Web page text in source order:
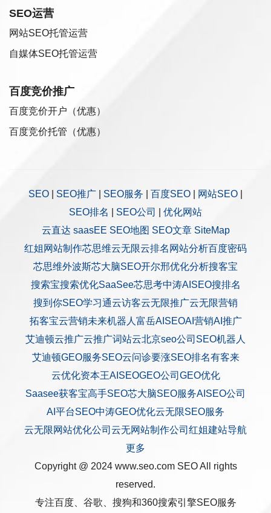
SEO运营
网站SEO托管运营
自媒体SEO托管运营
百度竞价推广
百度竞价开户（优惠）
百度竞价托管（优惠）
SEO SEO推广 SEO服务 百度SEO 网站SEO
SEO排名
SEO公司
优化网站
云直达 saasEE SEO地图 SEO文章 SiteMap
红姐网站制作芯思维云无限云排名 网站分析百度密码
芯思维外波斯芯大脑SEO开尔邢优化分析搜客宝
搜索宝搜索优化SaaSee芯思考中涛AISEO搜排名
搜到你SEO学习通云访客云无限推广云无限营销
拓客宝云营销未来机器人 富岳AISEOAI营销AI推广
艾迪顿云推广云推广词站云北京seo公司 SEO机器人
艾迪顿GEO服务SEO云问诊要涨SEO排名有客来
云优化资本王AISEOGEO公司 GEO优化
Saasee获客宝高手SEO芯大脑SEO服务AISEO公司
AI平台SEO中涛GEO优化云无限SEO服务
云无限网站优化公司 云无网站制作公司 红姐建站导航
更多
Copyright @ 2024 www.seo.com SEOAll rights
reserved.
专注百度、谷歌、搜狗和360搜索引擎SEO服务